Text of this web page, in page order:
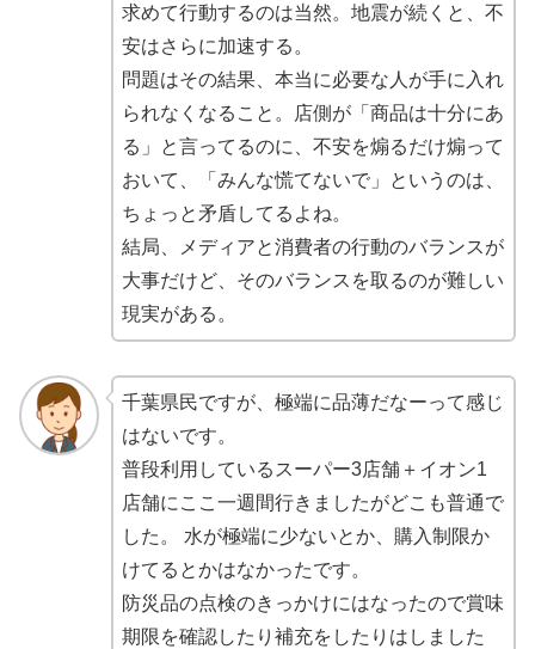
求めて行動するのは当然。地震が続くと、不
安はさらに加速する。
問題はその結果、本当に必要な人が手に入れ
られなくなること。店側が「商品は十分にあ
る」と言ってるのに、不安を煽るだけ煽って
おいて、「みんな慌てないで」というのは、
ちょっと矛盾してるよね。
結局、メディアと消費者の行動のバランスが
大事だけど、そのバランスを取るのが難しい
現実がある。
千葉県民ですが、極端に品薄だなーって感じ
はないです。
普段利用しているスーパー3店舗＋イオン1
店舗にここ一週間行きましたがどこも普通で
した。 水が極端に少ないとか、購入制限か
けてるとかはなかったです。
防災品の点検のきっかけにはなったので賞味
期限を確認したり補充をしたりはしました